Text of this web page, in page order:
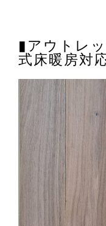
▮アウトレ
式床暖房対